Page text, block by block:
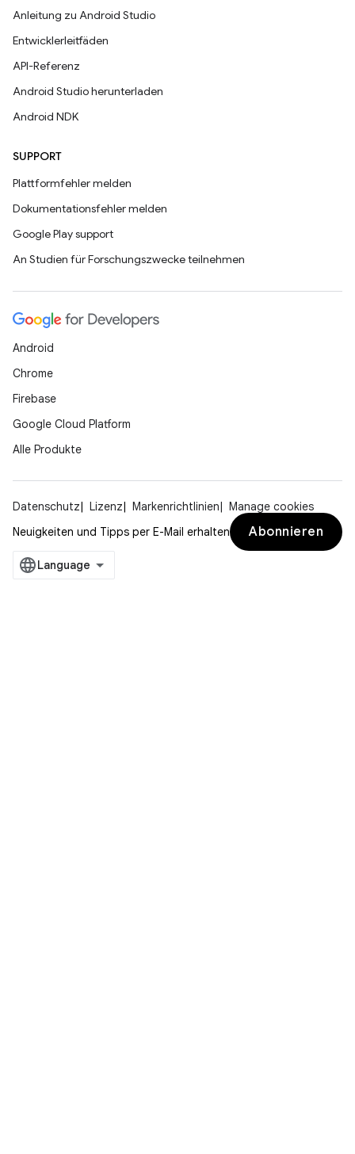
Anleitung zu Android Studio
Entwicklerleitfäden
API-Referenz
Android Studio herunterladen
Android NDK
SUPPORT
Plattformfehler melden
Dokumentationsfehler melden
Google Play support
An Studien für Forschungszwecke teilnehmen
Android
Chrome
Firebase
Google Cloud Platform
Alle Produkte
Datenschutz Lizenz Markenrichtlinien
Manage cookies
Neuigkeiten und Tipps per E-Mail erhalten
Abonnieren